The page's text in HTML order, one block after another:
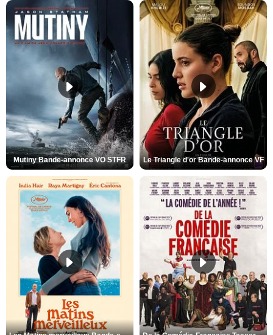
Mutiny Bande-annonce VO STFR Le Triangle d'or Bande-annonce VF